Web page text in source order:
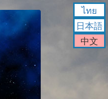
ไทย
日本語
中文